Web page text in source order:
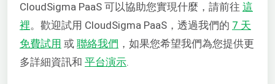
CloudSigma PaaS 可以協助您實現什麼，請前往 這
裡。歡迎試用 CloudSigma PaaS，透過我們的 7 天
免費試用 或 聯絡我們 ，如果您希望我們為您提供更
多詳細資訊和 平台演示.